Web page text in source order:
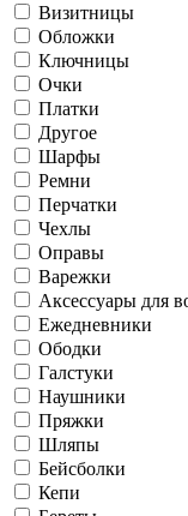
Визитницы
Обложки
Ключницы
Очки
Платки
Другое
Шарфы
Ремни
Перчатки
Чехлы
Оправы
Варежки
Аксессуары для
Ежедневники
Ободки
Галстуки
Наушники
Пряжки
Шляпы
Бейсболки
Кепи